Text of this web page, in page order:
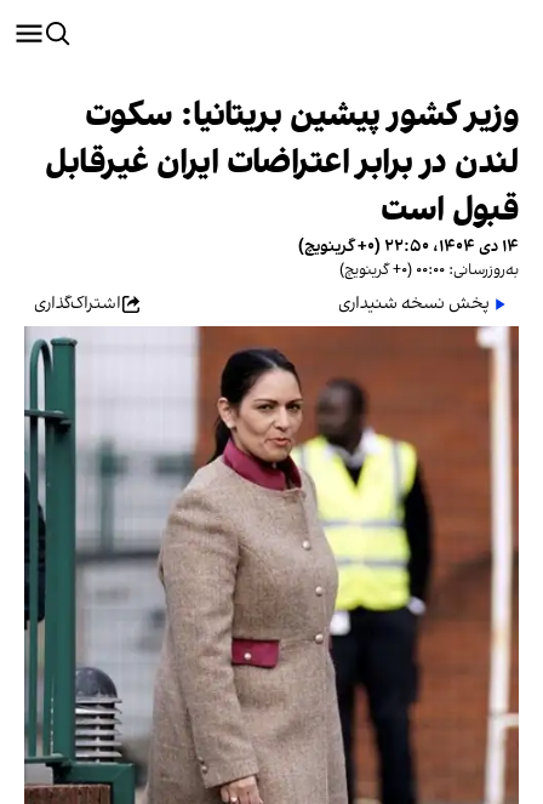
وزیر کشور پیشین بریتانیا: سکوت
لندن در برابر اعتراضات ایران غیرقابل
قبول است
۱۴ دی ۱۴۰۴، ۲۲:۵۰ (‎+۰ گرینویچ)
به‌روزرسانی: ۰۰:۰۰ (‎+۰ گرینویچ)
پخش نسخه شنیداری اشتراک‌گذاری